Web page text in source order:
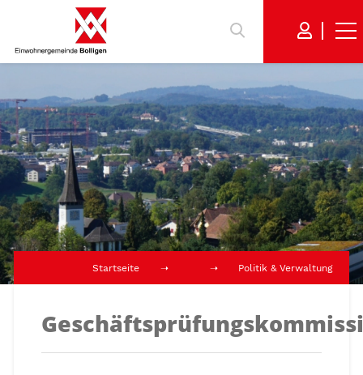
Startseite Politik & Verwaltung